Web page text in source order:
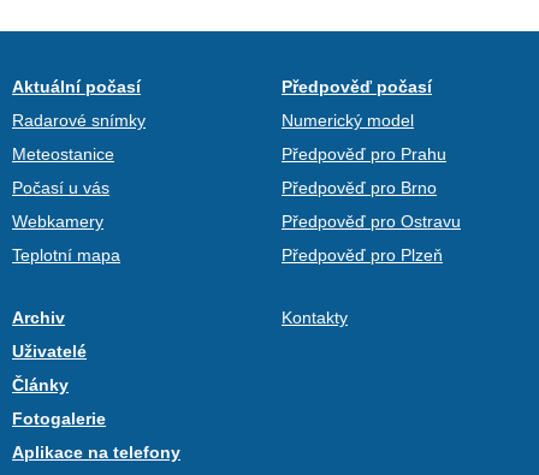
Aktuální počasí
Radarové snímky
Meteostanice
Počasí u vás
Webkamery
Teplotní mapa
Předpověď počasí
Numerický model
Předpověď pro Prahu
Předpověď pro Brno
Předpověď pro Ostravu
Předpověď pro Plzeň
Archiv
Uživatelé
Články
Fotogalerie
Aplikace na telefony
Kontakty